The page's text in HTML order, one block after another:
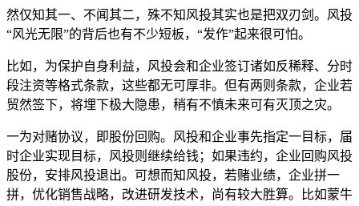
然仅知其一、不闻其二，殊不知风投其实也是把双刃剑。风投
“风光无限”的背后也有不少短板，“发作”起来很可怕。
比如，为保护自身利益，风投会和企业签订诸如反稀释、分时
段注资等格式条款，这些都无可厚非。但有两则条款，企业若
贸然签下，将埋下极大隐患，稍有不慎未来可有灭顶之灾。
一为对赌协议，即股份回购。风投和企业事先指定一目标，届
时企业实现目标，风投则继续给钱；如果违约，企业回购风投
股份，安排风投退出。可想而知风投，若赌业绩，企业拼一
拼，优化销售战略，改进研发技术，尚有较大胜算。比如蒙牛